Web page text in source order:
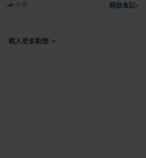
分享 開啟食記›
載入更多動態